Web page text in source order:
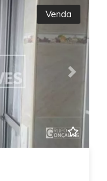
Next
Venda